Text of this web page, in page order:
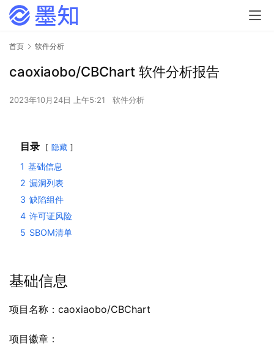
首页 软件分析
caoxiaobo/CBChart 软件分析报告
2023年10月24日 上午5:21 软件分析
目录 隐藏
1 基础信息
2 漏洞列表
3 缺陷组件
4 许可证风险
5 SBOM清单
基础信息
项目名称：caoxiaobo/CBChart
项目徽章：